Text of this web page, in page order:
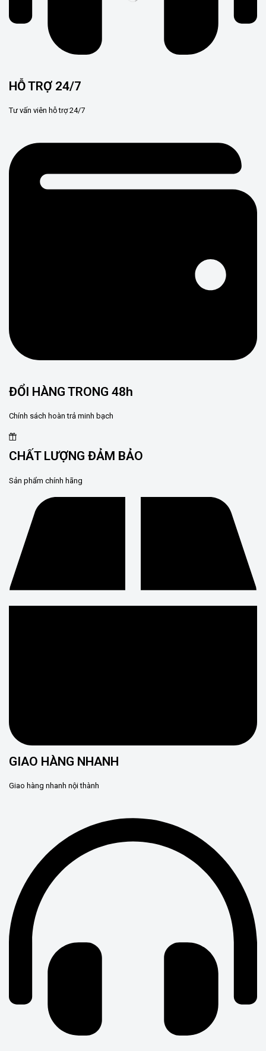
HỖ TRỢ 24/7
Tư vấn viên hỗ trợ 24/7
ĐỔI HÀNG TRONG 48h
Chính sách hoàn trả minh bạch
CHẤT LƯỢNG ĐẢM BẢO
Sản phẩm chính hãng
GIAO HÀNG NHANH
Giao hàng nhanh nội thành